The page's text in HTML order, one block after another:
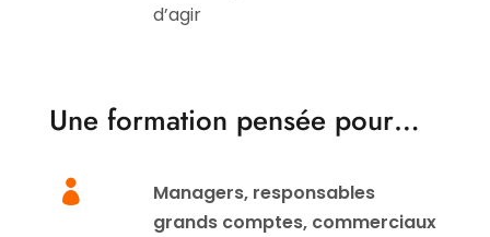
d’agir
Une formation pensée pour…

Managers, responsables
grands comptes, commerciaux